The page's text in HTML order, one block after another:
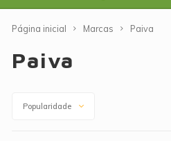
Página inicial Marcas Paiva
Paiva
Popularidade